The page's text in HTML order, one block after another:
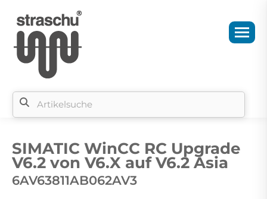
SIMATIC WinCC RC Upgrade
V6.2 von V6.X auf V6.2 Asia
6AV63811AB062AV3